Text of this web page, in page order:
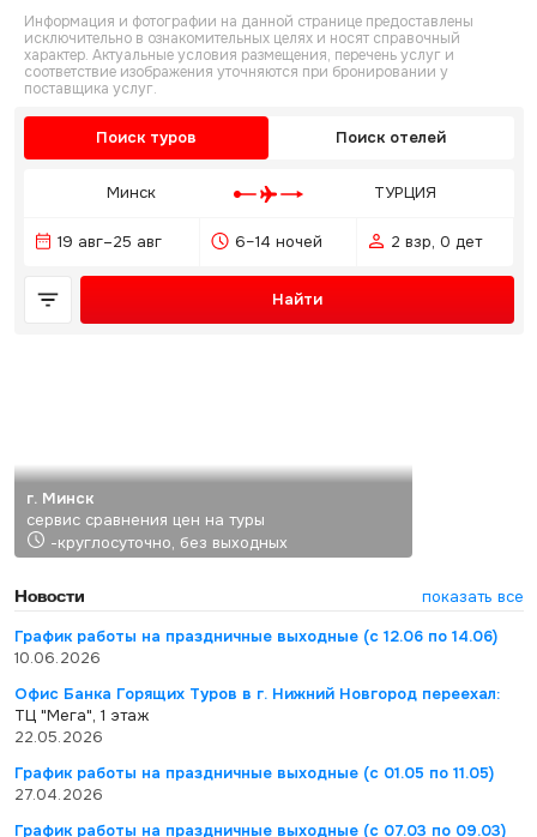
Информация и фотографии на данной странице предоставлены
исключительно в ознакомительных целях и носят справочный
характер. Актуальные условия размещения, перечень услуг и
соответствие изображения уточняются при бронировании у
поставщика услуг.
Поиск туров Поиск отелей
Минск ТУРЦИЯ
19 авг–25 авг 6–14 ночей 2 взр, 0 дет
Найти
г. Минск
сервис сравнения цен на туры
-круглосуточно, без выходных
Новости
показать все
График работы на праздничные выходные (с 12.06 по 14.06)
10.06.2026
Офис Банка Горящих Туров в г. Нижний Новгород переехал:
ТЦ "Мега", 1 этаж
22.05.2026
График работы на праздничные выходные (с 01.05 по 11.05)
27.04.2026
График работы на праздничные выходные (с 07.03 по 09.03)